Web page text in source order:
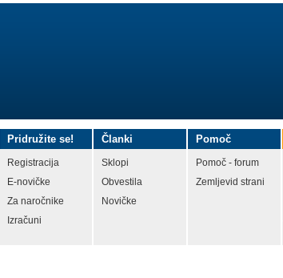
Pridružite se!
Registracija
E-novičke
Za naročnike
Izračuni
Članki
Sklopi
Obvestila
Novičke
Pomoč
Pomoč - forum
Zemljevid strani